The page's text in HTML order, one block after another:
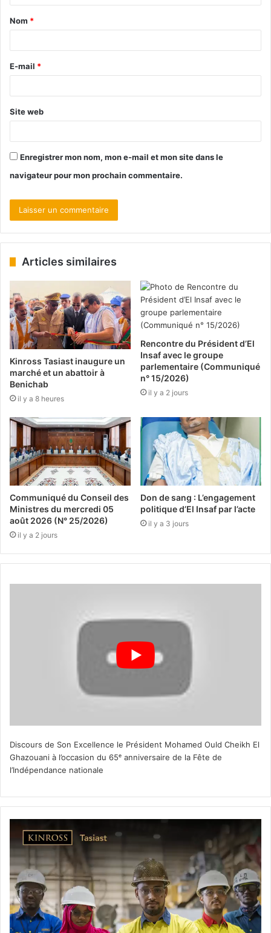
Nom *
E-mail *
Site web
Enregistrer mon nom, mon e-mail et mon site dans le
navigateur pour mon prochain commentaire.
Articles similaires
Kinross Tasiast inaugure un
marché et un abattoir à
Benichab
il y a 8 heures
Rencontre du Président d’El
Insaf avec le groupe
parlementaire (Communiqué
n° 15/2026)
il y a 2 jours
Communiqué du Conseil des
Ministres du mercredi 05
août 2026 (N° 25/2026)
il y a 2 jours
Don de sang : L’engagement
politique d’El Insaf par l’acte
il y a 3 jours
Discours de Son Excellence le Président Mohamed Ould Cheikh El
Ghazouani à l’occasion du 65ᵉ anniversaire de la Fête de
l’Indépendance nationale